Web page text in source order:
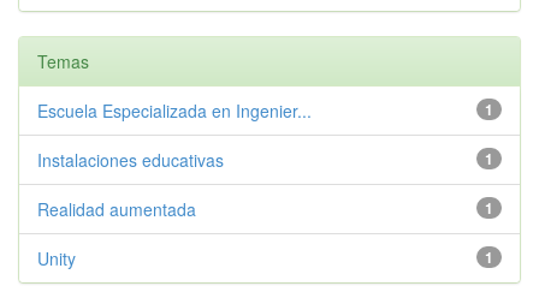
Temas
1
Escuela Especializada en Ingenier...
1
Instalaciones educativas
1
Realidad aumentada
1
Unity